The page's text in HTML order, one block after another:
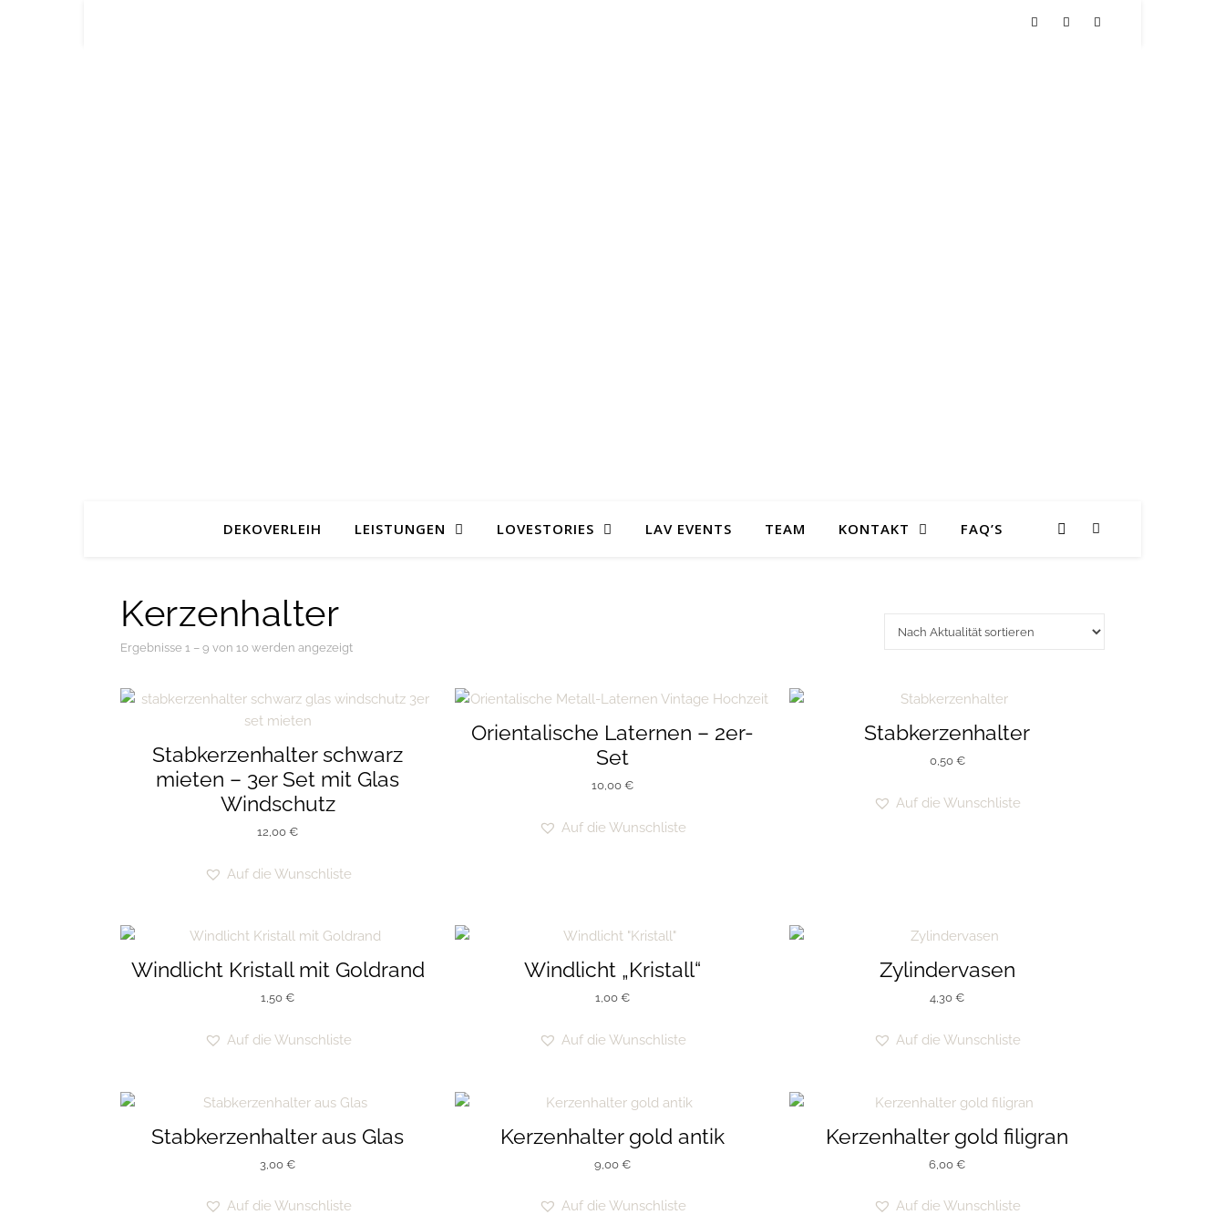
DEKOVERLEIH LEISTUNGEN LOVESTORIES LAV EVENTS TEAM KONTAKT FAQ’S
Kerzenhalter
Ergebnisse 1 – 9 von 10 werden angezeigtNach Aktualität sortiert
Stabkerzenhalter schwarz
mieten – 3er Set mit Glas
Windschutz
12,00€
Auf die Wunschliste
Orientalische Laternen – 2er-
Set
10,00 €
Auf die Wunschliste
Stabkerzenhalter
0,50 €
Auf die Wunschliste
Windlicht Kristall mit Goldrand
1,50€
Auf die Wunschliste
Windlicht „Kristall“
1,00 €
Auf die Wunschliste
Zylindervasen
4,30€
Auf die Wunschliste
Stabkerzenhalter aus Glas
3,00€
Auf die Wunschliste
Kerzenhalter gold antik
9,00 €
Auf die Wunschliste
Kerzenhalter gold filigran
6,00€
Auf die Wunschliste